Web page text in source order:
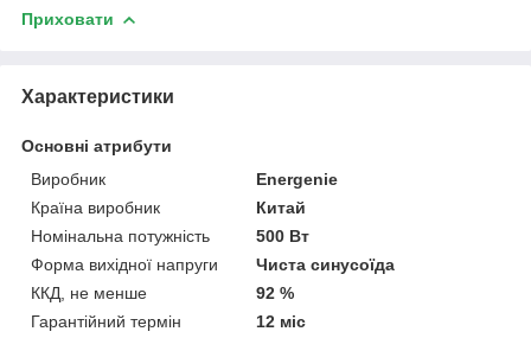
Приховати
Характеристики
Основні атрибути
Виробник
Energenie
Країна виробник
Китай
Номінальна потужність
500 Вт
Форма вихідної напруги
Чиста синусоїда
ККД, не менше
92 %
Гарантійний термін
12 міс